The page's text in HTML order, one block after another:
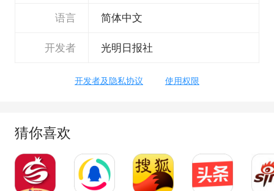
语言 简体中文
开发者 光明日报社
开发者及隐私协议 使用权限
猜你喜欢